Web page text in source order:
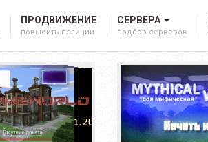
ПРОДВИЖЕНИЕ
повысить позиции
СЕРВЕРА
подбор серверов